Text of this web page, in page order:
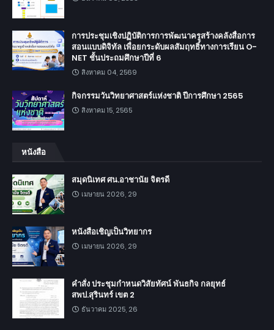
การประชุมเชิงปฏิบัติการการพัฒนาครูสร้างคลังสื่อการ
สอนแบบดิจิทัล เพื่อยกระดับผลสัมฤทธิ์ทางการเรียน O-
NET ชั้นประถมศึกษาปีที่ 6
สิงหาคม 04, 2569
กิจกรรมวันวิทยาศาสตร์แห่งชาติ ปีการศึกษา 2565
สิงหาคม 15, 2565
หนังสือ
สมุดนิเทศ ศน.อาชานัย จิตรดี
เมษายน 2026, 29
หนังสือเชิญเป็นวิทยากร
เมษายน 2026, 29
คำสั่ง ประชุมกำหนดวิสัยทัศน์ พันธกิจ กลยุทธ์
สพป.สุรินทร์ เขต 2
ธันวาคม 2025, 26